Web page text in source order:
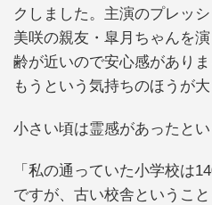
クしました。主演のプレッ
美咲の親友・皐月ちゃんを
齢が近いので安心感があり
もうという気持ちのほうが大
小さい頃は霊感があったとい
「私の通っていた小学校は
ですが、古い校舎というこ